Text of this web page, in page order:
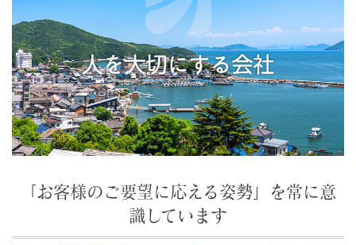
「お客様のご要望に応える姿勢」を常に意
識しています